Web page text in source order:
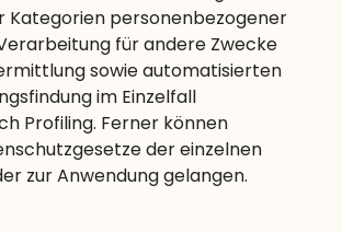
Kategorien personenbezogener
für andere Zwecke
sowie automatisierten
im Einzelfall
Profiling. Ferner können
der einzelnen
zur Anwendung gelangen.